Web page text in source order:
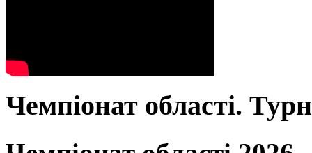
Чемпіонат області.